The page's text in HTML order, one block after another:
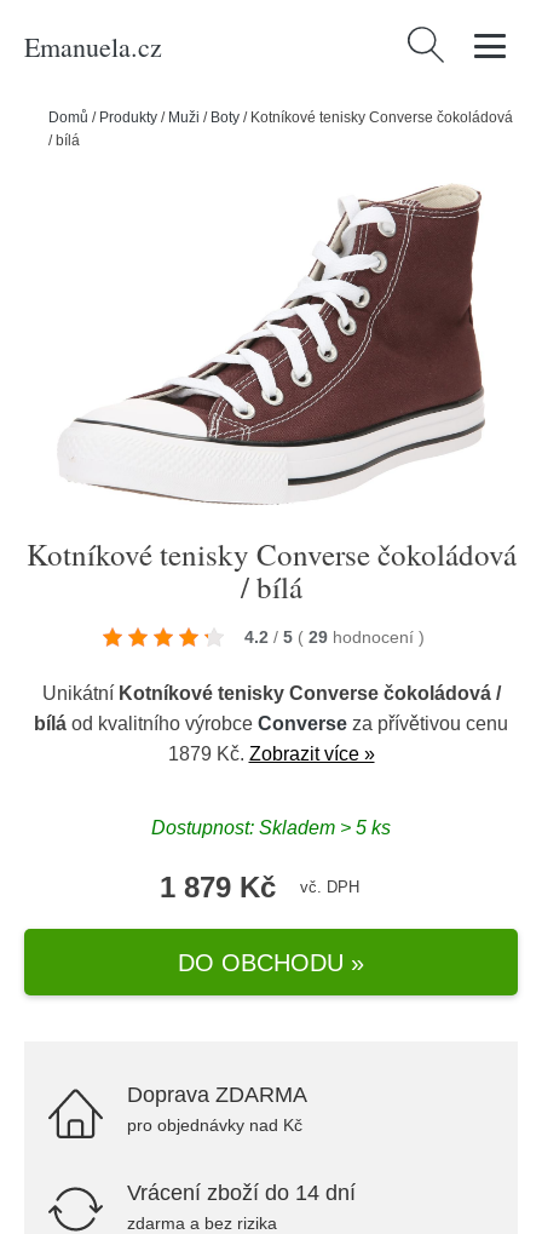
Emanuela.cz Vyhledávání
Domů / Produkty / Muži / Boty / Kotníkové tenisky Converse čokoládová
/ bílá
Kotníkové tenisky Converse čokoládová
/ bílá
4.2 / 5 ( 29 hodnocení )
Unikátní Kotníkové tenisky Converse čokoládová /
bílá od kvalitního výrobce Converse za přívětivou cenu
1879 Kč. Zobrazit více »
Dostupnost: Skladem > 5 ks
1 879 Kč vč. DPH
DO OBCHODU »
Doprava ZDARMA
pro objednávky nad Kč
Vrácení zboží do 14 dní
zdarma a bez rizika